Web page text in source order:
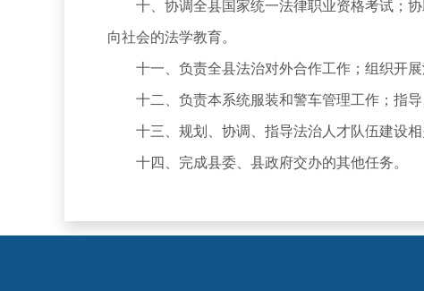
十、协调全县国家统一法律职业资格考试；协
向社会的法学教育。
十一、负责全县法治对外合作工作；组织开展
十二、负责本系统服装和警车管理工作；指导
十三、规划、协调、指导法治人才队伍建设相
十四、完成县委、县政府交办的其他任务。